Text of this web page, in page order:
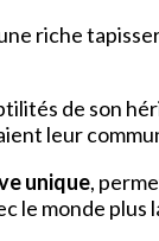
riche
de son
leur
unique,
le monde